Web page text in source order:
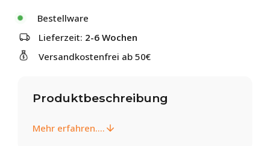
Bestellware
Lieferzeit: 2-6 Wochen
Versandkostenfrei ab 50€
Produktbeschreibung
Mehr erfahren....